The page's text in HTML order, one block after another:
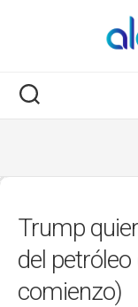
Trump
del petróleo
comienzo)